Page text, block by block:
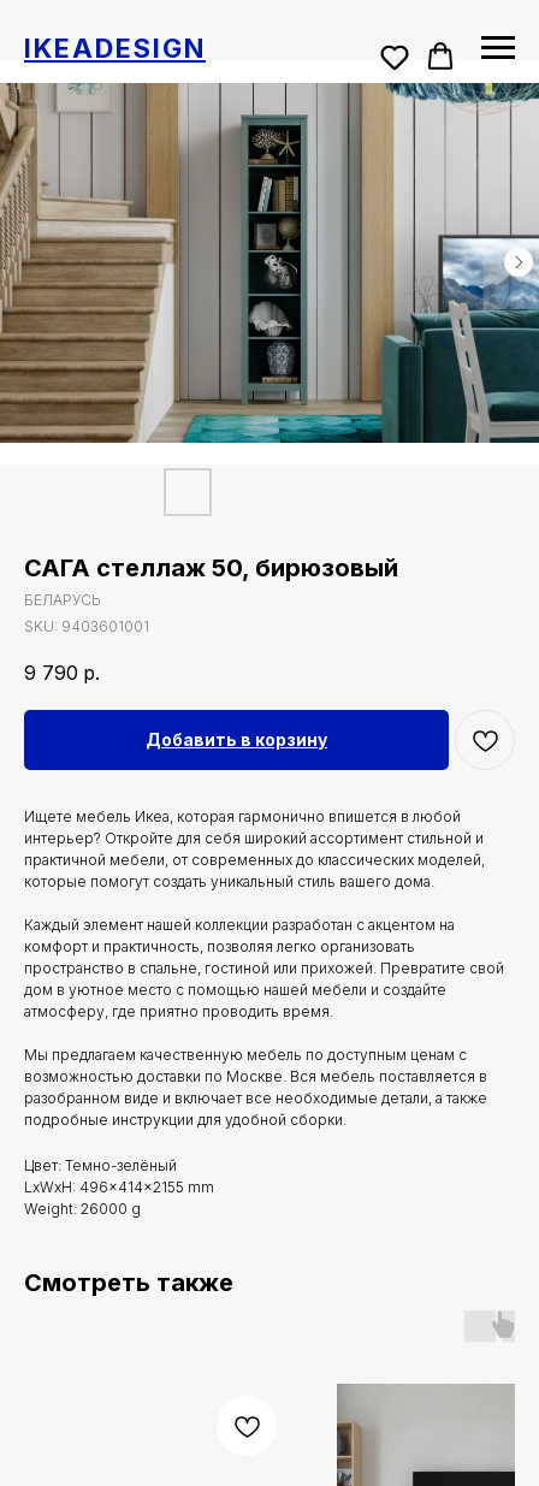
IKEADESIGN
САГА стеллаж 50, бирюзовый
БЕЛАРУСЬ
SKU: 9403601001
9 790 р.
Добавить в корзину
Ищете мебель Икеа, которая гармонично впишется в любой
интерьер? Откройте для себя широкий ассортимент стильной и
практичной мебели, от современных до классических моделей,
которые помогут создать уникальный стиль вашего дома.
Каждый элемент нашей коллекции разработан с акцентом на
комфорт и практичность, позволяя легко организовать
пространство в спальне, гостиной или прихожей. Превратите свой
дом в уютное место с помощью нашей мебели и создайте
атмосферу, где приятно проводить время.
Мы предлагаем качественную мебель по доступным ценам с
возможностью доставки по Москве. Вся мебель поставляется в
разобранном виде и включает все необходимые детали, а также
подробные инструкции для удобной сборки.
Цвет: Темно-зелёный
LxWxH: 496x414x2155 mm
Weight: 26000 g
Смотреть также